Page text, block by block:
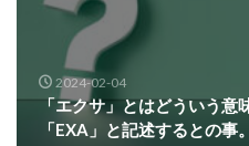
2024-02-04
「エクサ」とはどういう意
「EXA」と記述するとの事。